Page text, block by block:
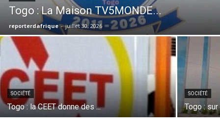
Togo : La Maison TV5MONDE...
reporterdafrique - juillet 30, 2026
SOCIÉTÉ
Togo : la CEET donne des ...
SOCIÉTÉ
Togo :